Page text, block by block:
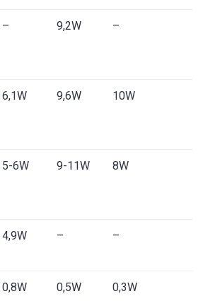
– 9,2W –
6,1W 9,6W 10W
5-6W 9-11W 8W
4,9W – –
0,8W 0,5W 0,3W